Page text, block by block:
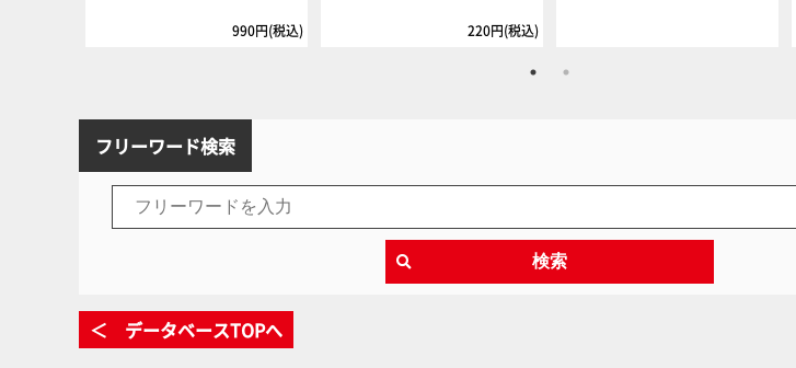
990円(税込) 220円(税込)
フリーワード検索
検索
＜ データベースTOPへ